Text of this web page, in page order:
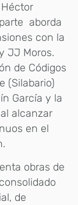
aborda
con la
JJ Moros.
de Códigos
(Silabario)
García y la
alcanzar
en el
obras de
de